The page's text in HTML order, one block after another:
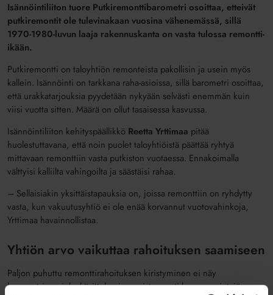
Isännöintiliiton tuore Putkiremonttibarometri osoittaa, etteivät
putkiremontit ole tulevinakaan vuosina vähenemässä, sillä
1970-1980-luvun laaja rakennuskanta on vasta tulossa remontti-
ikään.
Putkiremontti on taloyhtiön remonteista pakollisin ja usein myös
kallein. Isännöinti on tarkkana raha-asioissa, sillä barometri osoittaa,
että urakkatarjouksia pyydetään nykyään selvästi enemmän kuin
viisi vuotta sitten. Määrä on ollut tasaisessa kasvussa.
Isännöintiliiton kehityspäällikkö Reetta Yrttimaa pitää
huolestuttavana, että noin puolet taloyhtiöistä päättää ryhtyä
mittavaan remonttiin vasta putkiston vuotaessa. Ennakoimalla
välttyisi kalliilta vahingoilta ja säästäisi rahaa.
­­– Sellaisiakin yksittäistapauksia on, joissa remonttiin on ryhdytty
vasta, kun vakuutusyhtiö ei ole enää korvannut vuotovahinkoja,
Yrttimaa havainnollistaa.
Yhtiön arvo vaikuttaa rahoituksen saamiseen
Paljon puhuttu remonttirahoituksen kiristyminen ei näy
barometrissa, joka käsittelee jo onnistuneesti loppuun vietyjä